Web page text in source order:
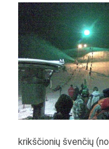
krikščionių švenčių